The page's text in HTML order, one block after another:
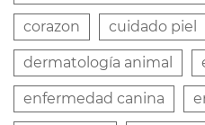
corazon cuidado piel
dermatología animal
enfermedad canina